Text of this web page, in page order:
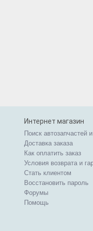
Интернет магазин
Поиск автозапчастей
Доставка заказа
Как оплатить заказ
Условия возврата и
Стать клиентом
Восстановить пароль
Форумы
Помощь